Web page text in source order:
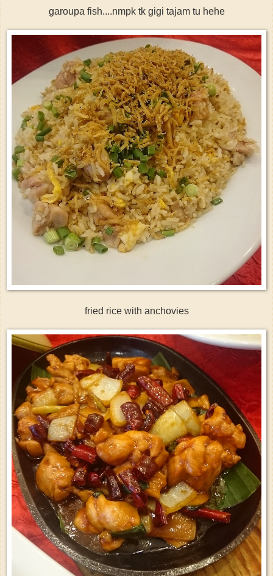
garoupa fish....nmpk tk gigi tajam tu hehe
fried rice with anchovies